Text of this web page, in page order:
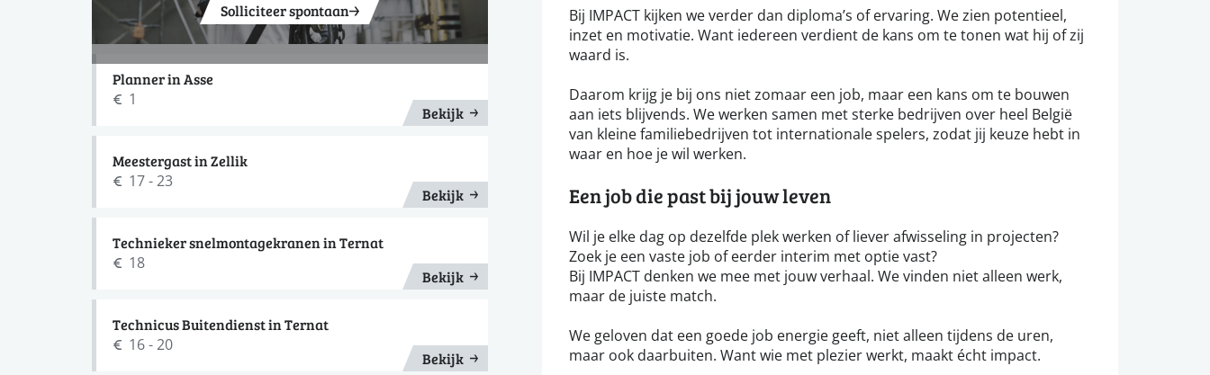
Solliciteer spontaan
Planner in Asse
1
Bekijk
Meestergast in Zellik
17 - 23
Bekijk
Technieker snelmontagekranen in Ternat
18
Bekijk
Technicus Buitendienst in Ternat
16 - 20
Bekijk
Bij IMPACT kijken we verder dan diploma’s of ervaring. We zien potentieel,
inzet en motivatie. Want iedereen verdient de kans om te tonen wat hij of zij
waard is.
Daarom krijg je bij ons niet zomaar een job, maar een kans om te bouwen
aan iets blijvends. We werken samen met sterke bedrijven over heel België
van kleine familiebedrijven tot internationale spelers, zodat jij keuze hebt in
waar en hoe je wil werken.
Een job die past bij jouw leven
Wil je elke dag op dezelfde plek werken of liever afwisseling in projecten?
Zoek je een vaste job of eerder interim met optie vast?
Bij IMPACT denken we mee met jouw verhaal. We vinden niet alleen werk,
maar de juiste match.
We geloven dat een goede job energie geeft, niet alleen tijdens de uren,
maar ook daarbuiten. Want wie met plezier werkt, maakt écht impact.